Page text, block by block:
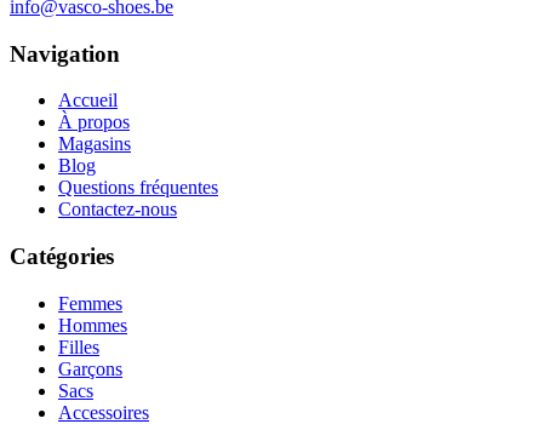
info@vasco-shoes.be
Navigation
Accueil
À propos
Magasins
Blog
Questions fréquentes
Contactez-nous
Catégories
Femmes
Hommes
Filles
Garçons
Sacs
Accessoires